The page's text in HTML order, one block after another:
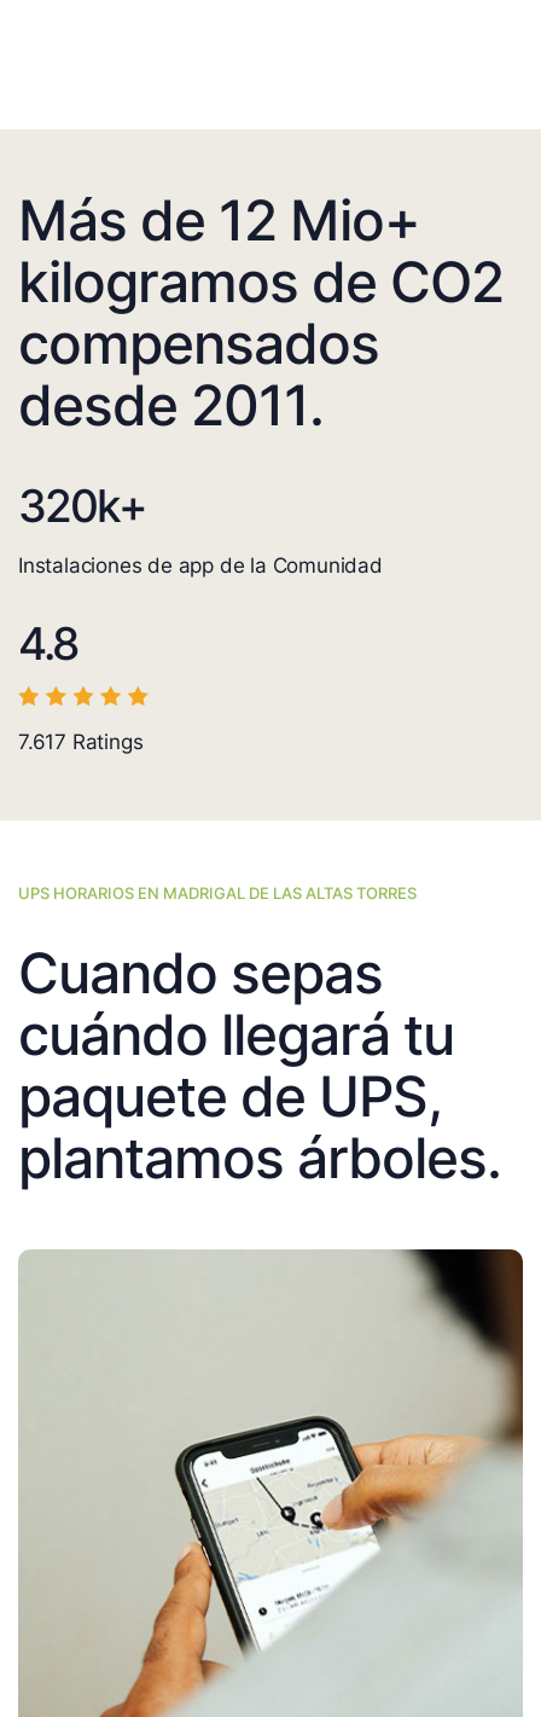
Más de 12 Mio+
kilogramos de CO2
compensados
desde 2011.
320k+
Instalaciones de app de la Comunidad
4.8
7.617 Ratings
UPS HORARIOS EN MADRIGAL DE LAS ALTAS TORRES
Cuando sepas
cuándo llegará tu
paquete de UPS,
plantamos árboles.